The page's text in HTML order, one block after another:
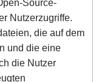
Nutzerzugriffe.
die auf dem
und die eine
die Nutzer